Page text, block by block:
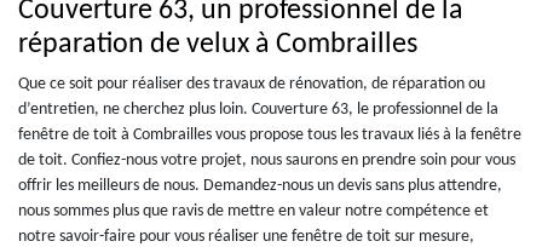
Couverture 63, un professionnel de la
réparation de velux à Combrailles
Que ce soit pour réaliser des travaux de rénovation, de réparation ou
d’entretien, ne cherchez plus loin. Couverture 63, le professionnel de la
fenêtre de toit à Combrailles vous propose tous les travaux liés à la fenêtre
de toit. Confiez-nous votre projet, nous saurons en prendre soin pour vous
offrir les meilleurs de nous. Demandez-nous un devis sans plus attendre,
nous sommes plus que ravis de mettre en valeur notre compétence et
notre savoir-faire pour vous réaliser une fenêtre de toit sur mesure,